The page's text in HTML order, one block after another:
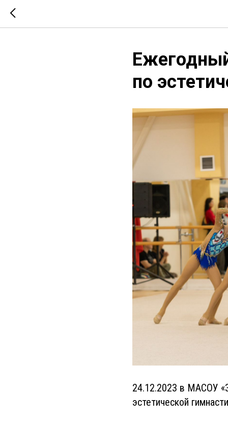
по
24.12.2023 в МАСОУ
эстетической